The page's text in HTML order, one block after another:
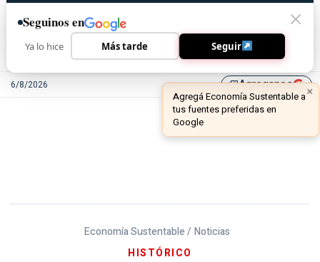
6/8/2026 library_addAgreganos
Economía Sustentable / Noticias
HISTÓRICO
Seguinos en
Ya lo hice Más tarde Seguir